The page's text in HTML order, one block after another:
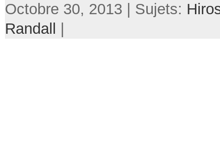
Octobre 30, 2013 | Sujets:
Randall